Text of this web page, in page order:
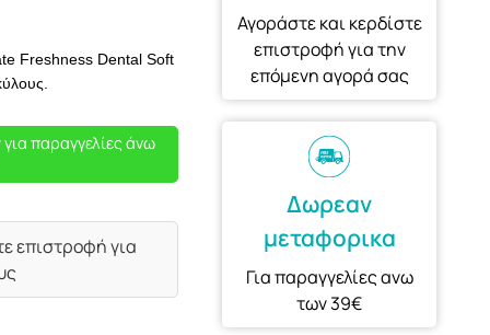
Freshness Dental Soft
παραγγελίες άνω
επιστροφή για
Αγοράστε και κερδίστε
επιστροφή για την
επόμενη αγορά σας
Δωρεαν
μεταφορικα
Για παραγγελίες ανω
των 39€